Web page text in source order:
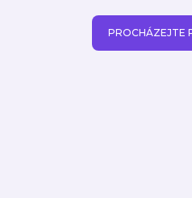
PROCHÁZEJTE